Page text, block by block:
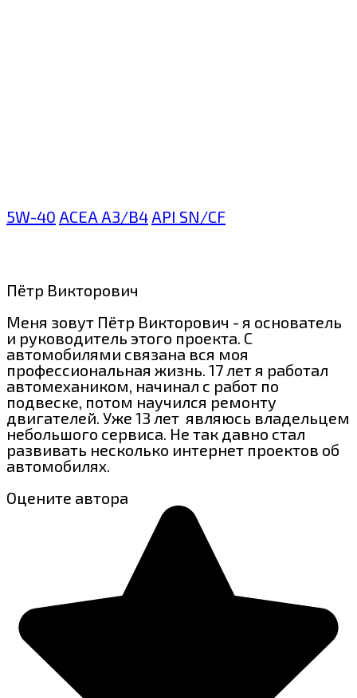
5W-40 ACEA A3/B4 API SN/CF
Пётр Викторович
Меня зовут Пётр Викторович - я основатель
и руководитель этого проекта. С
автомобилями связана вся моя
профессиональная жизнь. 17 лет я работал
автомехаником, начинал с работ по
подвеске, потом научился ремонту
двигателей. Уже 13 лет являюсь владельцем
небольшого сервиса. Не так давно стал
развивать несколько интернет проектов об
автомобилях.
Оцените автора